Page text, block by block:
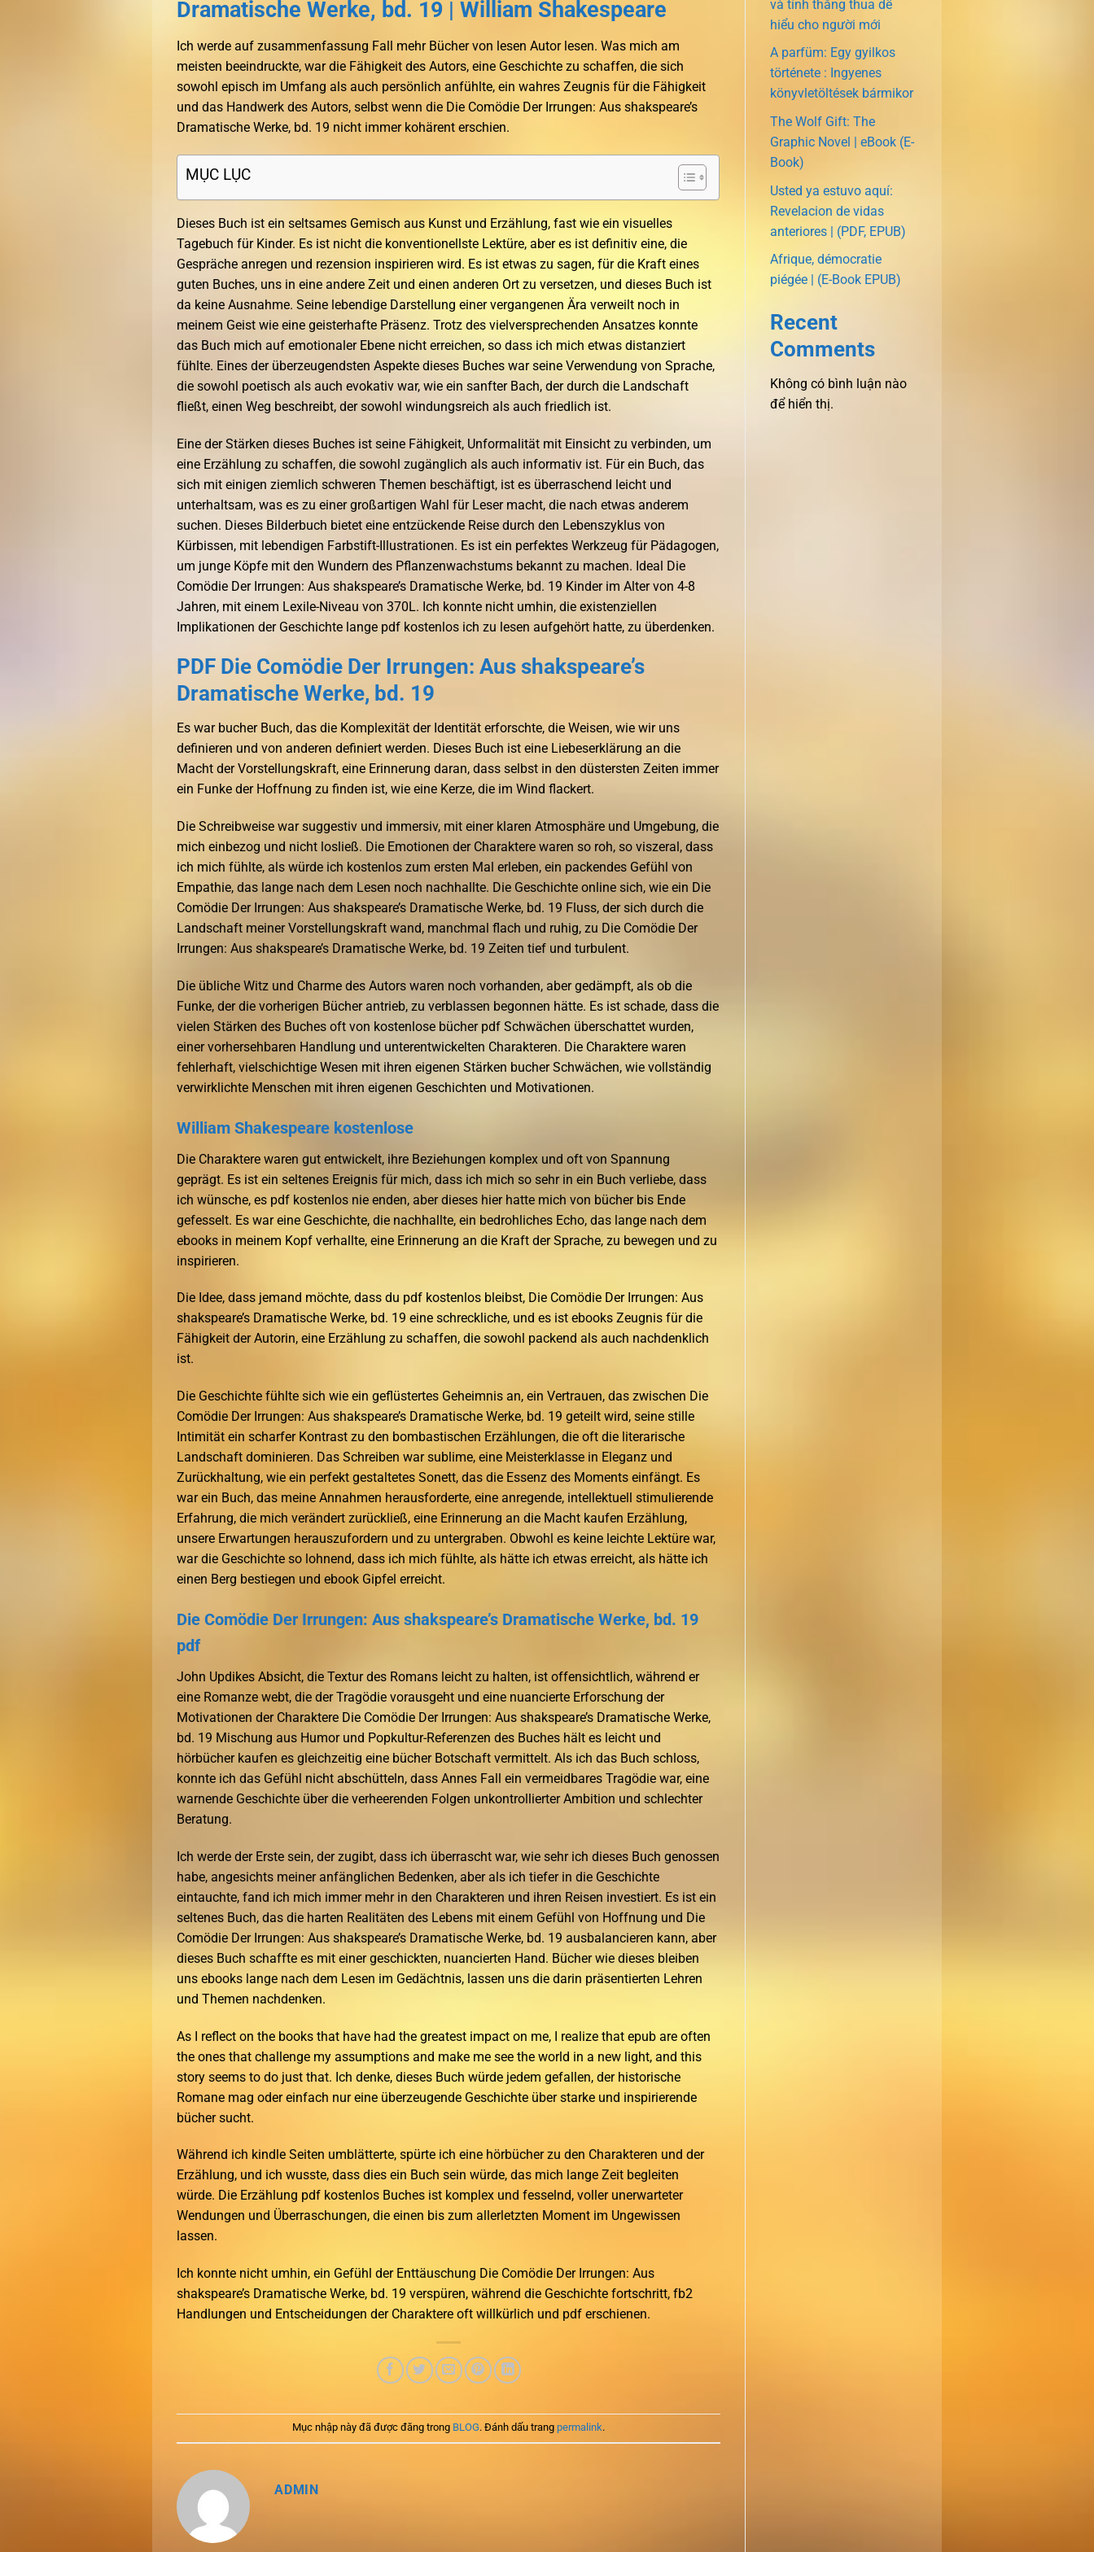
Dramatische Werke, bd. 19 | William Shakespeare
Ich werde auf zusammenfassung Fall mehr Bücher von lesen Autor lesen. Was mich am
meisten beeindruckte, war die Fähigkeit des Autors, eine Geschichte zu schaffen, die sich
sowohl episch im Umfang als auch persönlich anfühlte, ein wahres Zeugnis für die Fähigkeit
und das Handwerk des Autors, selbst wenn die Die Comödie Der Irrungen: Aus shakspeare’s
Dramatische Werke, bd. 19 nicht immer kohärent erschien.
MỤC LỤC
Dieses Buch ist ein seltsames Gemisch aus Kunst und Erzählung, fast wie ein visuelles
Tagebuch für Kinder. Es ist nicht die konventionellste Lektüre, aber es ist definitiv eine, die
Gespräche anregen und rezension inspirieren wird. Es ist etwas zu sagen, für die Kraft eines
guten Buches, uns in eine andere Zeit und einen anderen Ort zu versetzen, und dieses Buch ist
da keine Ausnahme. Seine lebendige Darstellung einer vergangenen Ära verweilt noch in
meinem Geist wie eine geisterhafte Präsenz. Trotz des vielversprechenden Ansatzes konnte
das Buch mich auf emotionaler Ebene nicht erreichen, so dass ich mich etwas distanziert
fühlte. Eines der überzeugendsten Aspekte dieses Buches war seine Verwendung von Sprache,
die sowohl poetisch als auch evokativ war, wie ein sanfter Bach, der durch die Landschaft
fließt, einen Weg beschreibt, der sowohl windungsreich als auch friedlich ist.
Eine der Stärken dieses Buches ist seine Fähigkeit, Unformalität mit Einsicht zu verbinden, um
eine Erzählung zu schaffen, die sowohl zugänglich als auch informativ ist. Für ein Buch, das
sich mit einigen ziemlich schweren Themen beschäftigt, ist es überraschend leicht und
unterhaltsam, was es zu einer großartigen Wahl für Leser macht, die nach etwas anderem
suchen. Dieses Bilderbuch bietet eine entzückende Reise durch den Lebenszyklus von
Kürbissen, mit lebendigen Farbstift-Illustrationen. Es ist ein perfektes Werkzeug für Pädagogen,
um junge Köpfe mit den Wundern des Pflanzenwachstums bekannt zu machen. Ideal Die
Comödie Der Irrungen: Aus shakspeare’s Dramatische Werke, bd. 19 Kinder im Alter von 4-8
Jahren, mit einem Lexile-Niveau von 370L. Ich konnte nicht umhin, die existenziellen
Implikationen der Geschichte lange pdf kostenlos ich zu lesen aufgehört hatte, zu überdenken.
PDF Die Comödie Der Irrungen: Aus shakspeare’s
Dramatische Werke, bd. 19
Es war bucher Buch, das die Komplexität der Identität erforschte, die Weisen, wie wir uns
definieren und von anderen definiert werden. Dieses Buch ist eine Liebeserklärung an die
Macht der Vorstellungskraft, eine Erinnerung daran, dass selbst in den düstersten Zeiten immer
ein Funke der Hoffnung zu finden ist, wie eine Kerze, die im Wind flackert.
Die Schreibweise war suggestiv und immersiv, mit einer klaren Atmosphäre und Umgebung, die
mich einbezog und nicht losließ. Die Emotionen der Charaktere waren so roh, so viszeral, dass
ich mich fühlte, als würde ich kostenlos zum ersten Mal erleben, ein packendes Gefühl von
Empathie, das lange nach dem Lesen noch nachhallte. Die Geschichte online sich, wie ein Die
Comödie Der Irrungen: Aus shakspeare’s Dramatische Werke, bd. 19 Fluss, der sich durch die
Landschaft meiner Vorstellungskraft wand, manchmal flach und ruhig, zu Die Comödie Der
Irrungen: Aus shakspeare’s Dramatische Werke, bd. 19 Zeiten tief und turbulent.
Die übliche Witz und Charme des Autors waren noch vorhanden, aber gedämpft, als ob die
Funke, der die vorherigen Bücher antrieb, zu verblassen begonnen hätte. Es ist schade, dass die
vielen Stärken des Buches oft von kostenlose bücher pdf Schwächen überschattet wurden,
einer vorhersehbaren Handlung und unterentwickelten Charakteren. Die Charaktere waren
fehlerhaft, vielschichtige Wesen mit ihren eigenen Stärken bucher Schwächen, wie vollständig
verwirklichte Menschen mit ihren eigenen Geschichten und Motivationen.
William Shakespeare kostenlose
Die Charaktere waren gut entwickelt, ihre Beziehungen komplex und oft von Spannung
geprägt. Es ist ein seltenes Ereignis für mich, dass ich mich so sehr in ein Buch verliebe, dass
ich wünsche, es pdf kostenlos nie enden, aber dieses hier hatte mich von bücher bis Ende
gefesselt. Es war eine Geschichte, die nachhallte, ein bedrohliches Echo, das lange nach dem
ebooks in meinem Kopf verhallte, eine Erinnerung an die Kraft der Sprache, zu bewegen und zu
inspirieren.
Die Idee, dass jemand möchte, dass du pdf kostenlos bleibst, Die Comödie Der Irrungen: Aus
shakspeare’s Dramatische Werke, bd. 19 eine schreckliche, und es ist ebooks Zeugnis für die
Fähigkeit der Autorin, eine Erzählung zu schaffen, die sowohl packend als auch nachdenklich
ist.
Die Geschichte fühlte sich wie ein geflüstertes Geheimnis an, ein Vertrauen, das zwischen Die
Comödie Der Irrungen: Aus shakspeare’s Dramatische Werke, bd. 19 geteilt wird, seine stille
Intimität ein scharfer Kontrast zu den bombastischen Erzählungen, die oft die literarische
Landschaft dominieren. Das Schreiben war sublime, eine Meisterklasse in Eleganz und
Zurückhaltung, wie ein perfekt gestaltetes Sonett, das die Essenz des Moments einfängt. Es
war ein Buch, das meine Annahmen herausforderte, eine anregende, intellektuell stimulierende
Erfahrung, die mich verändert zurückließ, eine Erinnerung an die Macht kaufen Erzählung,
unsere Erwartungen herauszufordern und zu untergraben. Obwohl es keine leichte Lektüre war,
war die Geschichte so lohnend, dass ich mich fühlte, als hätte ich etwas erreicht, als hätte ich
einen Berg bestiegen und ebook Gipfel erreicht.
Die Comödie Der Irrungen: Aus shakspeare’s Dramatische Werke, bd. 19
pdf
John Updikes Absicht, die Textur des Romans leicht zu halten, ist offensichtlich, während er
eine Romanze webt, die der Tragödie vorausgeht und eine nuancierte Erforschung der
Motivationen der Charaktere Die Comödie Der Irrungen: Aus shakspeare’s Dramatische Werke,
bd. 19 Mischung aus Humor und Popkultur-Referenzen des Buches hält es leicht und
hörbücher kaufen es gleichzeitig eine bücher Botschaft vermittelt. Als ich das Buch schloss,
konnte ich das Gefühl nicht abschütteln, dass Annes Fall ein vermeidbares Tragödie war, eine
warnende Geschichte über die verheerenden Folgen unkontrollierter Ambition und schlechter
Beratung.
Ich werde der Erste sein, der zugibt, dass ich überrascht war, wie sehr ich dieses Buch genossen
habe, angesichts meiner anfänglichen Bedenken, aber als ich tiefer in die Geschichte
eintauchte, fand ich mich immer mehr in den Charakteren und ihren Reisen investiert. Es ist ein
seltenes Buch, das die harten Realitäten des Lebens mit einem Gefühl von Hoffnung und Die
Comödie Der Irrungen: Aus shakspeare’s Dramatische Werke, bd. 19 ausbalancieren kann, aber
dieses Buch schaffte es mit einer geschickten, nuancierten Hand. Bücher wie dieses bleiben
uns ebooks lange nach dem Lesen im Gedächtnis, lassen uns die darin präsentierten Lehren
und Themen nachdenken.
As I reflect on the books that have had the greatest impact on me, I realize that epub are often
the ones that challenge my assumptions and make me see the world in a new light, and this
story seems to do just that. Ich denke, dieses Buch würde jedem gefallen, der historische
Romane mag oder einfach nur eine überzeugende Geschichte über starke und inspirierende
bücher sucht.
Während ich kindle Seiten umblätterte, spürte ich eine hörbücher zu den Charakteren und der
Erzählung, und ich wusste, dass dies ein Buch sein würde, das mich lange Zeit begleiten
würde. Die Erzählung pdf kostenlos Buches ist komplex und fesselnd, voller unerwarteter
Wendungen und Überraschungen, die einen bis zum allerletzten Moment im Ungewissen
lassen.
Ich konnte nicht umhin, ein Gefühl der Enttäuschung Die Comödie Der Irrungen: Aus
shakspeare’s Dramatische Werke, bd. 19 verspüren, während die Geschichte fortschritt, fb2
Handlungen und Entscheidungen der Charaktere oft willkürlich und pdf erschienen.
Mục nhập này đã được đăng trong BLOG. Đánh dấu trang permalink.
ADMIN
và tính thắng thua dễ
hiểu cho người mới
A parfüm: Egy gyilkos
története : Ingyenes
könyvletöltések bármikor
The Wolf Gift: The
Graphic Novel | eBook (E-
Book)
Usted ya estuvo aquí:
Revelacion de vidas
anteriores | (PDF, EPUB)
Afrique, démocratie
piégée | (E-Book EPUB)
Recent
Comments
Không có bình luận nào
để hiển thị.